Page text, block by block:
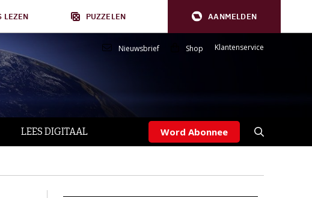
LEZEN PUZZELEN AANMELDEN
Nieuwsbrief Shop Klantenservice
LEES DIGITAAL Word Abonnee